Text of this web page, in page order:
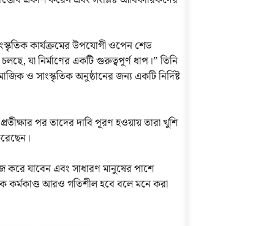
কার্যক্রমের উপযোগী ওপেন শেড
যা নির্মাণের একটি গুরুত্বপূর্ণ ধাপ।” তিনি
ও সাংস্কৃতিক অনুষ্ঠানের জন্য একটি নির্দিষ্ট
পর তাদের দাবি পূরণ হওয়ায় তারা খুশি
করে যাবেন এবং সাধারণ মানুষের পাশে
কর্মকাণ্ড আরও গতিশীল হবে বলে মনে করা